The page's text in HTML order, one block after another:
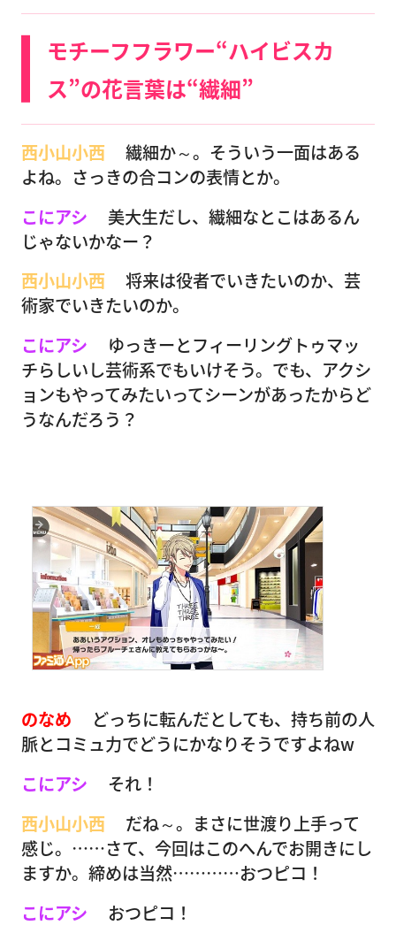
モチーフフラワー“ハイビスカ
ス”の花言葉は“繊細”
西小山小西
繊細か～。そういう一面はある
よね。さっきの合コンの表情とか。
こにアシ
美大生だし、繊細なとこはあるん
じゃないかなー？
西小山小西
将来は役者でいきたいのか、芸
術家でいきたいのか。
こにアシ
ゆっきーとフィーリングトゥマッ
チらしいし芸術系でもいけそう。でも、アクシ
ョンもやってみたいってシーンがあったからど
うなんだろう？
のなめ
どっちに転んだとしても、持ち前の人
脈とコミュ力でどうにかなりそうですよねw
こにアシ
それ！
西小山小西
だね～。まさに世渡り上手って
感じ。……さて、今回はこのへんでお開きにし
ますか。締めは当然…………おつピコ！
こにアシ
おつピコ！